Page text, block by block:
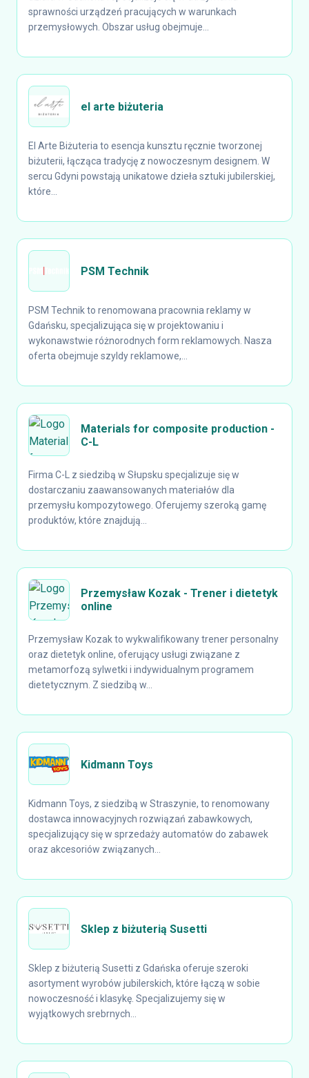
sprawności urządzeń pracujących w warunkach
przemysłowych. Obszar usług obejmuje...
el arte biżuteria
El Arte Biżuteria to esencja kunsztu ręcznie tworzonej
biżuterii, łącząca tradycję z nowoczesnym designem. W
sercu Gdyni powstają unikatowe dzieła sztuki jubilerskiej,
które...
PSM Technik
PSM Technik to renomowana pracownia reklamy w
Gdańsku, specjalizująca się w projektowaniu i
wykonawstwie różnorodnych form reklamowych. Nasza
oferta obejmuje szyldy reklamowe,...
Materials for composite production -
C-L
Firma C-L z siedzibą w Słupsku specjalizuje się w
dostarczaniu zaawansowanych materiałów dla
przemysłu kompozytowego. Oferujemy szeroką gamę
produktów, które znajdują...
Przemysław Kozak - Trener i dietetyk
online
Przemysław Kozak to wykwalifikowany trener personalny
oraz dietetyk online, oferujący usługi związane z
metamorfozą sylwetki i indywidualnym programem
dietetycznym. Z siedzibą w...
Kidmann Toys
Kidmann Toys, z siedzibą w Straszynie, to renomowany
dostawca innowacyjnych rozwiązań zabawkowych,
specjalizujący się w sprzedaży automatów do zabawek
oraz akcesoriów związanych...
Sklep z biżuterią Susetti
Sklep z biżuterią Susetti z Gdańska oferuje szeroki
asortyment wyrobów jubilerskich, które łączą w sobie
nowoczesność i klasykę. Specjalizujemy się w
wyjątkowych srebrnych...